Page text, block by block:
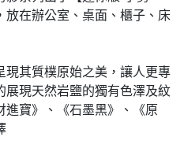
放在辦公室、桌面、櫃子、床
現其質樸原始之美，讓人更專
展現天然岩鹽的獨有色澤及紋
進寶》、《石墨黑》、《原